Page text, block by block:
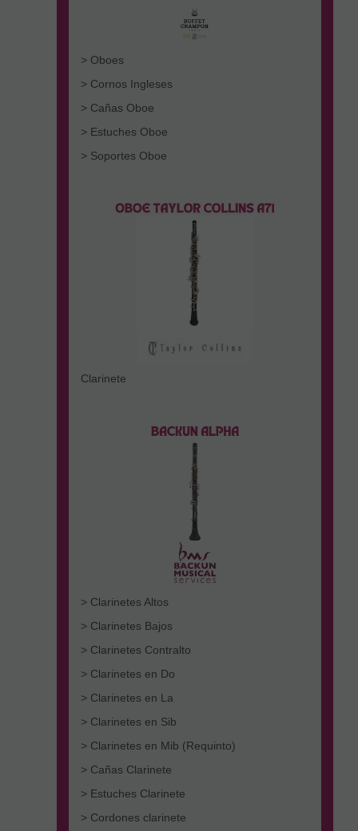
> Oboes
> Cornos Ingleses
> Cañas Oboe
> Estuches Oboe
> Soportes Oboe
Clarinete
> Clarinetes Altos
> Clarinetes Bajos
> Clarinetes Contralto
> Clarinetes en Do
> Clarinetes en La
> Clarinetes en Sib
> Clarinetes en Mib (Requinto)
> Cañas Clarinete
> Estuches Clarinete
> Cordones clarinete